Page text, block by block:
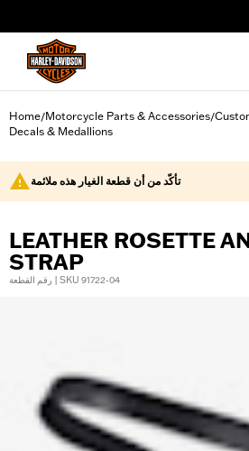
Home/Motorcycle Parts & Accessories/
Decals & Medallions
تأكّد من أن قطعة الغيار هذه ملائمة
LEATHER ROSETTE
STRAP
رقم القطعة | SKU 91722-04